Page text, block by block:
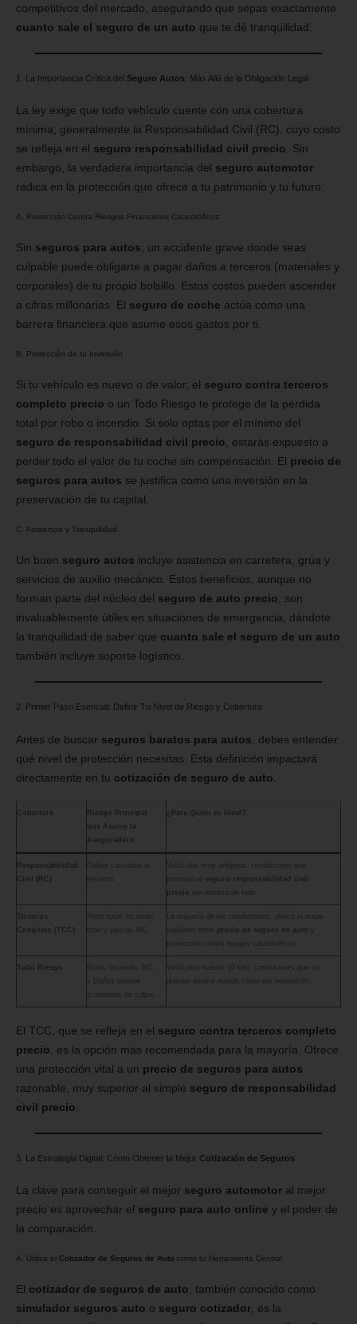
competitivos del mercado, asegurando que sepas exactamente
cuanto sale el seguro de un auto que te dé tranquilidad.
1. La Importancia Crítica del Seguro Autos: Más Allá de la Obligación Legal
La ley exige que todo vehículo cuente con una cobertura
mínima, generalmente la Responsabilidad Civil (RC), cuyo costo
se refleja en el seguro responsabilidad civil precio . Sin
embargo, la verdadera importancia del seguro automotor
radica en la protección que ofrece a tu patrimonio y tu futuro.
A. Protección Contra Riesgos Financieros Catastróficos
Sin seguros para autos , un accidente grave donde seas
culpable puede obligarte a pagar daños a terceros (materiales y
corporales) de tu propio bolsillo. Estos costos pueden ascender
a cifras millonarias. El seguro de coche actúa como una
barrera financiera que asume esos gastos por ti.
B. Protección de tu Inversión
Si tu vehículo es nuevo o de valor, el seguro contra terceros
completo precio o un Todo Riesgo te protege de la pérdida
total por robo o incendio. Si solo optas por el mínimo del
seguro de responsabilidad civil precio, estarás expuesto a
perder todo el valor de tu coche sin compensación. El precio de
seguros para autos se justifica como una inversión en la
preservación de tu capital.
C. Asistencia y Tranquilidad
Un buen seguro autos incluye asistencia en carretera, grúa y
servicios de auxilio mecánico. Estos beneficios, aunque no
forman parte del núcleo del seguro de auto precio, son
invaluablemente útiles en situaciones de emergencia, dándote
la tranquilidad de saber que cuanto sale el seguro de un auto
también incluye soporte logístico.
2. Primer Paso Esencial: Definir Tu Nivel de Riesgo y Cobertura
Antes de buscar seguros baratos para autos , debes entender
qué nivel de protección necesitas. Esta definición impactará
directamente en tu cotización de seguro de auto
Cobertura
Riesgo Principal
que Asume la
Aseguradora
¿Para Quién es Ideal?
Responsabilidad
Civil (RC)
priorizan el
seguro responsabilidad civil
precio
Terceros
Completo (TCC)
precio de seguro de auto
Todo Riesgo
El TCC, que se refleja en el seguro contra terceros completo
precio , es la opción más recomendada para la mayoría. Ofrece
una protección vital a un precio de seguros para autos
razonable, muy superior al simple seguro de responsabilidad
civil precio
3. La Estrategia Digital: Cómo Obtener la Mejor Cotización de Seguros
La clave para conseguir el mejor seguro automotor al mejor
precio es aprovechar el seguro para auto online y el poder de
la comparación.
A. Utiliza el Cotizador de Seguros de Auto como tu Herramienta Central
El cotizador de seguros de auto, también conocido como
simulador seguros auto o seguro cotizador, es la